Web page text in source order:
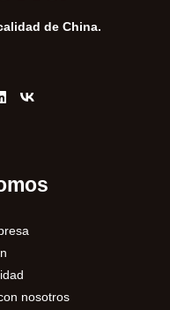
de China.
nosotros